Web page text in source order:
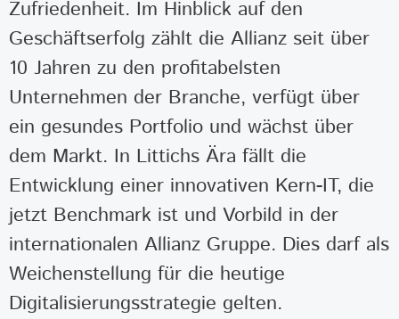
Zufriedenheit. Im Hinblick auf den
Geschäftserfolg zählt die Allianz seit über
10 Jahren zu den profitabelsten
Unternehmen der Branche, verfügt über
ein gesundes Portfolio und wächst über
dem Markt. In Littichs Ära fällt die
Entwicklung einer innovativen Kern-IT, die
jetzt Benchmark ist und Vorbild in der
internationalen Allianz Gruppe. Dies darf als
Weichenstellung für die heutige
Digitalisierungsstrategie gelten.